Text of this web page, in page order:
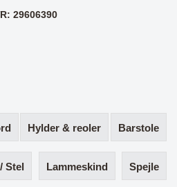
29606390
Hylder & reoler Barstole
Stel Lammeskind Spejle